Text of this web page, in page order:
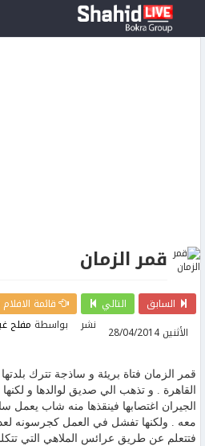
قمر الزمان
السابق التالي
قائمة
نشر
الأثنين 28/04/2014 بواسطة مفلح
قمر الزمان فتاة بريئة و ساذجة تترك
القاهرة . و تذهب الي صديق لوالدها و
الجيران اغتصابها فينقذها منه شاب يعمل
معه . ولكنها تفشل في العمل كجرسونه لعدم
فتتعلم عن طريق عرائس الملاهي التي